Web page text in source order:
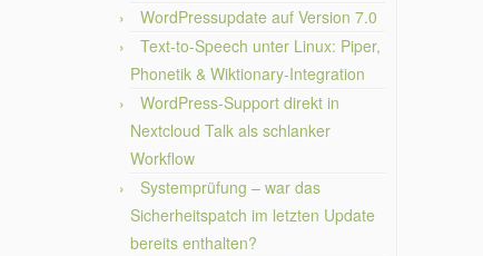
WordPressupdate auf Version 7.0
Text-to-Speech unter Linux: Piper,
Phonetik & Wiktionary-Integration
WordPress-Support direkt in
Nextcloud Talk als schlanker
Workflow
Systemprüfung – war das
Sicherheitspatch im letzten Update
bereits enthalten?